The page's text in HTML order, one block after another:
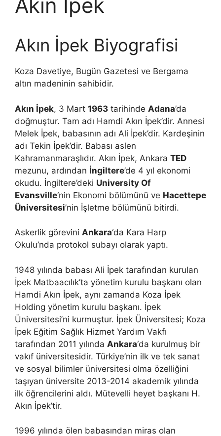
Akın İpek
Akın İpek Biyografisi
Koza Davetiye, Bugün Gazetesi ve Bergama
altın madeninin sahibidir.
Akın İpek, 3 Mart 1963 tarihinde Adana’da
doğmuştur. Tam adı Hamdi Akın İpek’dir. Annesi
Melek İpek, babasının adı Ali İpek’dir. Kardeşinin
adı Tekin İpek’dir. Babası aslen
Kahramanmaraşlıdır. Akın İpek, Ankara TED
mezunu, ardından İngiltere’de 4 yıl ekonomi
okudu. İngiltere’deki University Of
Evansville‘nin Ekonomi bölümünü ve Hacettepe
Üniversitesi’nin İşletme bölümünü bitirdi.
Askerlik görevini Ankara‘da Kara Harp
Okulu’nda protokol subayı olarak yaptı.
1948 yılında babası Ali İpek tarafından kurulan
İpek Matbaacılık’ta yönetim kurulu başkanı olan
Hamdi Akın İpek, aynı zamanda Koza İpek
Holding yönetim kurulu başkanı. İpek
Üniversitesi’ni kurmuştur. İpek Üniversitesi; Koza
İpek Eğitim Sağlık Hizmet Yardım Vakfı
tarafından 2011 yılında Ankara‘da kurulmuş bir
vakıf üniversitesidir. Türkiye’nin ilk ve tek sanat
ve sosyal bilimler üniversitesi olma özelliğini
taşıyan üniversite 2013-2014 akademik yılında
ilk öğrencilerini aldı. Mütevelli heyet başkanı H.
Akın İpek’tir.
1996 yılında ölen babasından miras olan